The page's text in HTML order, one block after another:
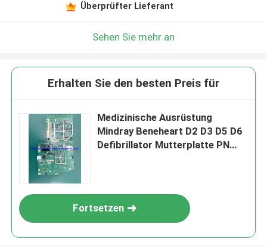
Überprüfter Lieferant
Sehen Sie mehr an
Erhalten Sie den besten Preis für
Medizinische Ausrüstung
Mindray Beneheart D2 D3 D5 D6
Defibrillator Mutterplatte PN
Fortsetzen